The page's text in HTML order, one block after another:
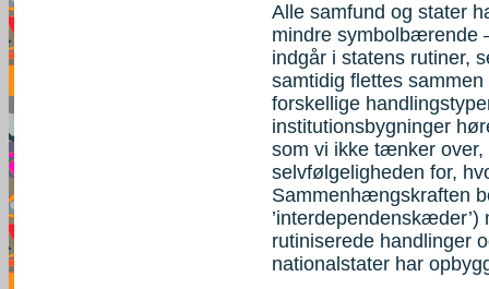
Alle samfund og stater
mindre symbolbærende
indgår i statens rutiner,
samtidig flettes
forskellige
institutionsbygninger
som vi ikke tænker
selvfølgeligheden for,
Sammenhængskraften
rutiniserede handlinger
nationalstater har